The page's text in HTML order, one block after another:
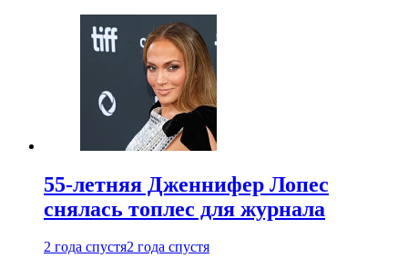
55-летняя Дженнифер Лопес
снялась топлес для журнала
2 года спустя2 года спустя